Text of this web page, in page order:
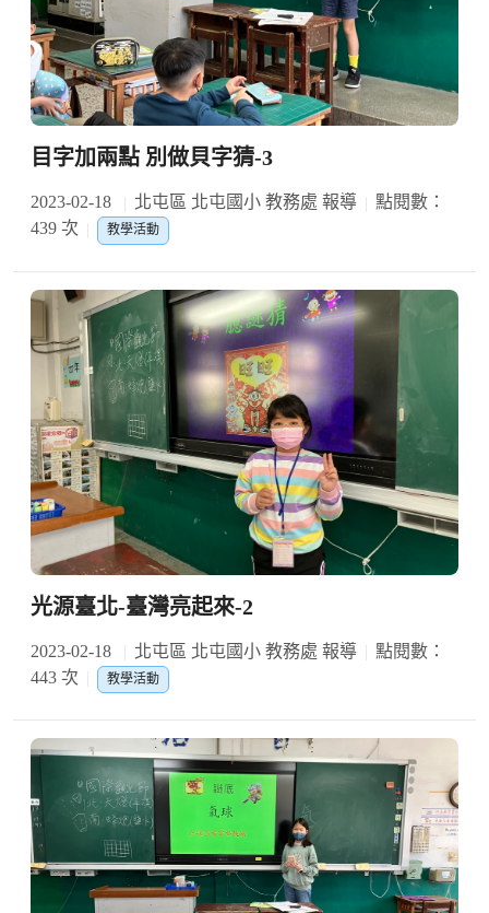
目字加兩點 別做貝字猜-3
2023-02-18 北屯區 北屯國小 教務處 報導
點閱數：
439 次
教學活動
光源臺北-臺灣亮起來-2
2023-02-18 北屯區 北屯國小 教務處 報導
點閱數：
443 次
教學活動